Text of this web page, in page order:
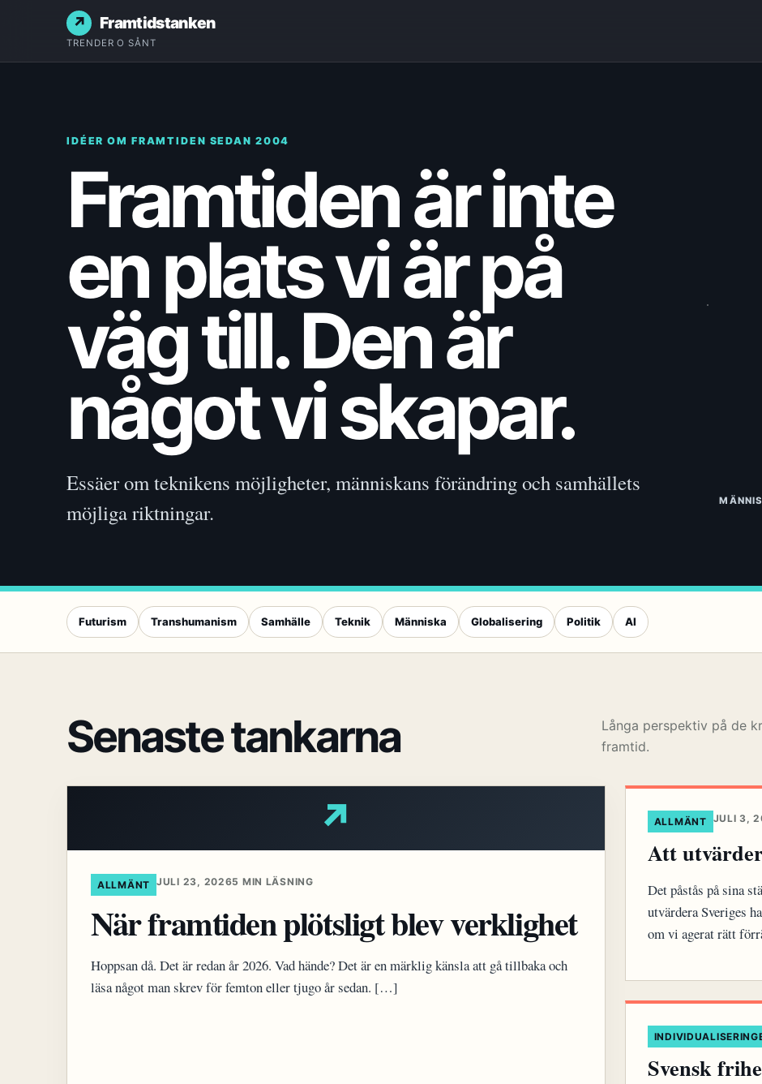
Framtidstanken
TRENDER O SÅNT
IDÉER OM FRAMTIDEN SEDAN 2004
Framtiden är inte
en plats vi är på
väg till. Den är
något vi skapar.
Essäer om teknikens möjligheter, människans förändring och samhällets
möjliga riktningar.
Futurism Transhumanism Samhälle Teknik Människa Globalisering Politik AI
Senaste tankarna
Långa perspektiv på de
framtid.
↗
ALLMÄNT JULI 23, 20265 MIN LÄSNING
När framtiden plötsligt blev verklighet
Hoppsan då. Det är redan år 2026. Vad hände? Det är en märklig känsla att gå tillbaka och
läsa något man skrev för femton eller tjugo år sedan. […]
ALLMÄNT JULI 3,
Att
Det påstås på sina
utvärdera Sveriges
om vi agerat rätt
Svensk